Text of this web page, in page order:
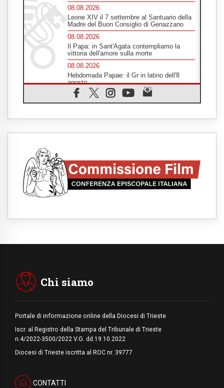
08.08.2026
Leone XIV il 7 settembre al Santuario della
Madre del Buon Consiglio di Genazzano
08.08.2026
Il Papa: in Sant'Agata contempliamo la
vittoria dell'amore sulla morte
08.08.2026
Hebdomada Papae: il Gr in latino dell'8
agosto
08.08.2026
Spin Time, Reina: Cristo non abita nei
senzatetto
08.08.2026
08.08.2026
Argentina, l'arcivescovo Colombo: "La
visita del Papa messaggio di pace e
dignità"
Medio Oriente
Chi siamo
Portale di informazione online della Diocesi di Trieste
Iscr. al Registro della Stampa del Tribunale di Trieste
n.4/2022-3500/2022 V.G. dd.19.10.2022
Diocesi di Trieste iscritta al ROC nr. 39777
CONTATTI